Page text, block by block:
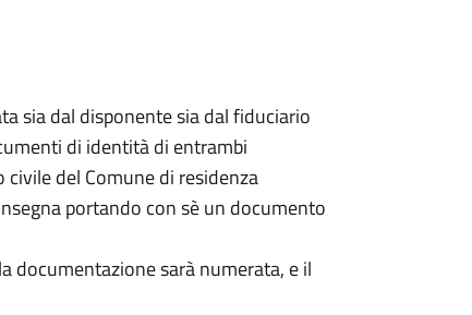
sia dal disponente sia dal fiduciario
di identità di entrambi
del Comune di residenza
portando con sè un documento
documentazione sarà numerata, e il